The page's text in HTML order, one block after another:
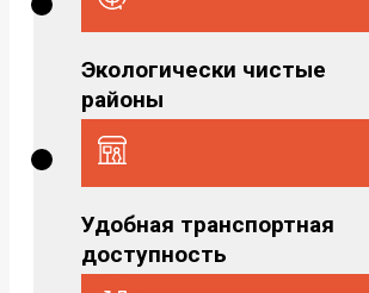
Экологически чистые
районы
Удобная транспортная
доступность